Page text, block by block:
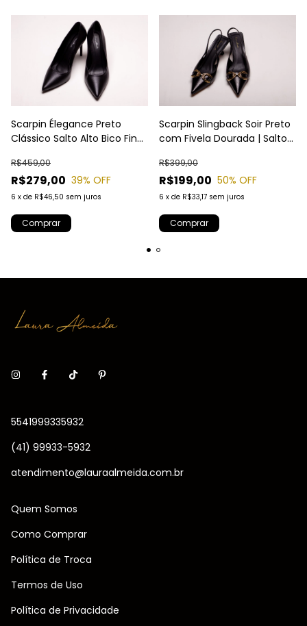
Scarpin Élegance Preto
Clássico Salto Alto Bico Fino
R$279,00
R$459,00
39% OFF
6 x de R$46,50 sem juros
Comprar
Scarpin Slingback Soir Preto
com Fivela Dourada | Salto
R$199,00
R$399,00
50% OFF
6 x de R$33,17 sem juros
Comprar
5541999335932
(41) 99933-5932
atendimento@lauraalmeida.com.br
Quem Somos
Como Comprar
Política de Troca
Termos de Uso
Política de Privacidade